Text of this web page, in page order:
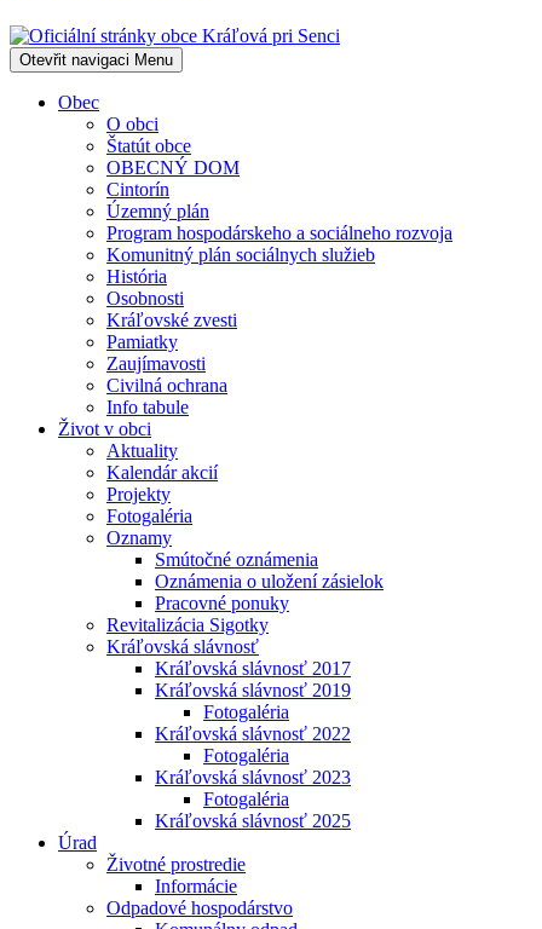
Otevřit navigaci Menu
Obec
O obci
Štatút obce
OBECNÝ DOM
Cintorín
Územný plán
Program hospodárskeho a sociálneho rozvoja
Komunitný plán sociálnych služieb
História
Osobnosti
Kráľovské zvesti
Pamiatky
Zaujímavosti
Civilná ochrana
Info tabule
Život v obci
Aktuality
Kalendár akcií
Projekty
Fotogaléria
Oznamy
Smútočné oznámenia
Oznámenia o uložení zásielok
Pracovné ponuky
Revitalizácia Sigotky
Kráľovská slávnosť
Kráľovská slávnosť 2017
Kráľovská slávnosť 2019
Fotogaléria
Kráľovská slávnosť 2022
Fotogaléria
Kráľovská slávnosť 2023
Fotogaléria
Kráľovská slávnosť 2025
Úrad
Životné prostredie
Informácie
Odpadové hospodárstvo